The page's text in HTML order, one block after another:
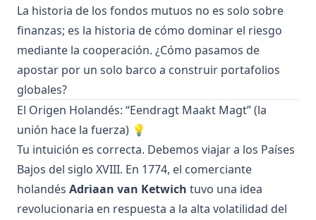
La historia de los fondos mutuos no es solo sobre
finanzas; es la historia de cómo dominar el riesgo
mediante la cooperación. ¿Cómo pasamos de
apostar por un solo barco a construir portafolios
globales?
El Origen Holandés: “Eendragt Maakt Magt” (la
unión hace la fuerza) 💡
Tu intuición es correcta. Debemos viajar a los Países
Bajos del siglo XVIII. En 1774, el comerciante
holandés Adriaan van Ketwich tuvo una idea
revolucionaria en respuesta a la alta volatilidad del